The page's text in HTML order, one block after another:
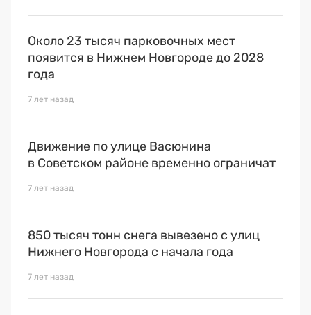
Около 23 тысяч парковочных мест
появится в Нижнем Новгороде до 2028
года
7 лет назад
Движение по улице Васюнина
в Советском районе временно ограничат
7 лет назад
850 тысяч тонн снега вывезено с улиц
Нижнего Новгорода с начала года
7 лет назад